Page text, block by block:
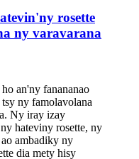
rosette
ny varavarana
an'ny fanananao
ny famolavolana
Ny iray izay
hateviny rosette, ny
ambadiky ny
dia mety hisy